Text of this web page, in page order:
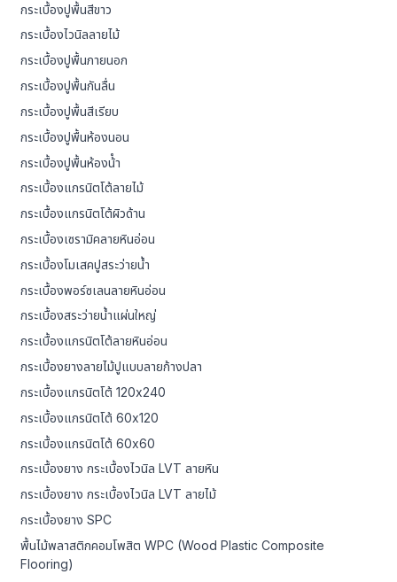
กระเบื้องปูพื้นสีขาว
กระเบื้องไวนิลลายไม้
กระเบื้องปูพื้นภายนอก
กระเบื้องปูพื้นกันลื่น
กระเบื้องปูพื้นสีเรียบ
กระเบื้องปูพื้นห้องนอน
กระเบื้องปูพื้นห้องน้ํา
กระเบื้องแกรนิตโต้ลายไม้
กระเบื้องแกรนิตโต้ผิวด้าน
กระเบื้องเซรามิคลายหินอ่อน
กระเบื้องโมเสคปูสระว่ายน้ำ
กระเบื้องพอร์ซเลนลายหินอ่อน
กระเบื้องสระว่ายน้ำแผ่นใหญ่
กระเบื้องแกรนิตโต้ลายหินอ่อน
กระเบื้องยางลายไม้ปูแบบลายก้างปลา
กระเบื้องแกรนิตโต้ 120x240
กระเบื้องแกรนิตโต้ 60x120
กระเบื้องแกรนิตโต้ 60x60
กระเบื้องยาง กระเบื้องไวนิล LVT ลายหิน
กระเบื้องยาง กระเบื้องไวนิล LVT ลายไม้
กระเบื้องยาง SPC
พื้นไม้พลาสติกคอมโพสิต WPC (Wood Plastic Composite
Flooring)